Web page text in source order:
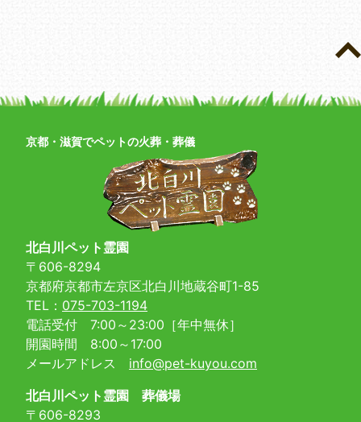
京都・滋賀でペットの火葬・葬儀
北白川ペット霊園
〒606-8294
京都府京都市左京区北白川地蔵谷町1-85
TEL： 075-703-1194
電話受付 7:00～23:00［年中無休］
開園時間 8:00～17:00
メールアドレス info@pet-kuyou.com
北白川ペット霊園 葬儀場
〒606-8293